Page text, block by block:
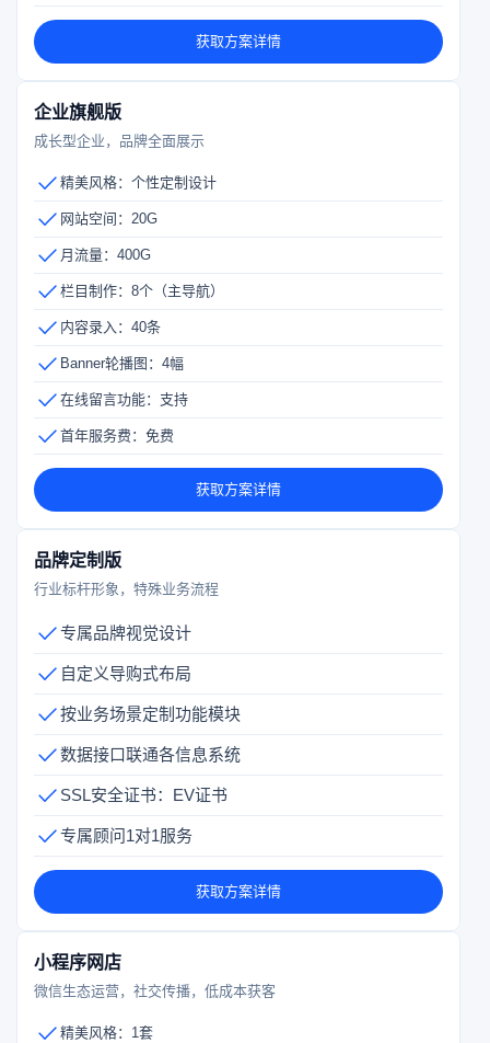
获取方案详情
企业旗舰版
成长型企业，品牌全面展示
精美风格：个性定制设计
网站空间：20G
月流量：400G
栏目制作：8个（主导航）
内容录入：40条
Banner轮播图：4幅
在线留言功能：支持
首年服务费：免费
获取方案详情
品牌定制版
行业标杆形象，特殊业务流程
专属品牌视觉设计
自定义导购式布局
按业务场景定制功能模块
数据接口联通各信息系统
SSL安全证书：EV证书
专属顾问1对1服务
获取方案详情
小程序网店
微信生态运营，社交传播，低成本获客
精美风格：1套